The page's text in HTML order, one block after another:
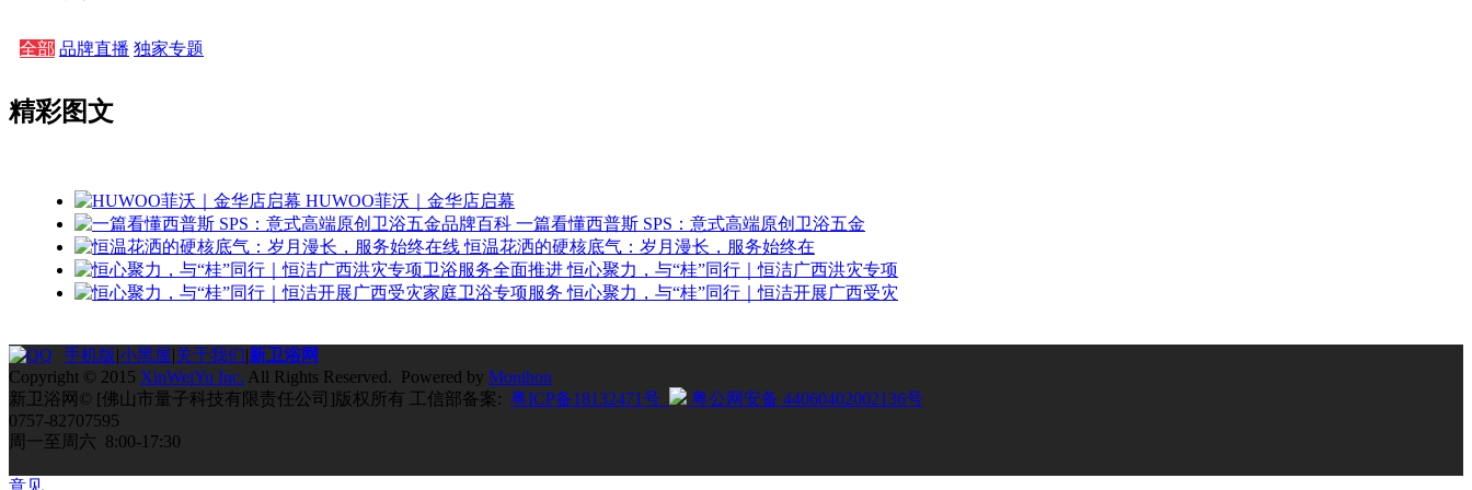
全部 品牌直播 独家专题
精彩图文
HUWOO菲沃｜金华店启幕
一篇看懂西普斯 SPS：意式高端原创卫浴五金
恒温花洒的硬核底气：岁月漫长，服务始终在
恒心聚力，与“桂”同行｜恒洁广西洪灾专项
恒心聚力，与“桂”同行｜恒洁开展广西受灾
手机版|小黑屋|关于我们|新卫浴网
Copyright © 2015 XinWeiYu Inc. All Rights Reserved. Powered by Monihon
新卫浴网© [佛山市量子科技有限责任公司]版权所有 工信部备案: 粤ICP备18132471号
粤公网安备 44060402002136号
0757-82707595
周一至周六 8:00-17:30
意见